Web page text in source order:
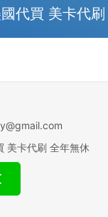
代買 美卡代
美卡代刷 全年無休